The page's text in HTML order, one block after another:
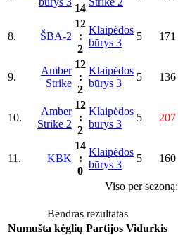
14
8. ŠBA-2
12
:
2
Klaipėdos
būrys 3
5 171
9.
Amber
Strike
12
:
2
Klaipėdos
būrys 3
5 136
10.
Amber
Strike 2
12
:
2
Klaipėdos
būrys 3
5 207
11. KBK
14
:
0
Klaipėdos
būrys 3
5 160
Viso per sezoną:
Bendras rezultatas
Numušta kėglių Partijos Vidurkis